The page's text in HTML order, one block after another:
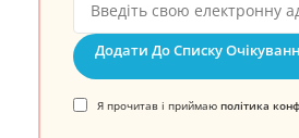
Додати До Списку
Я прочитав і приймаю політика